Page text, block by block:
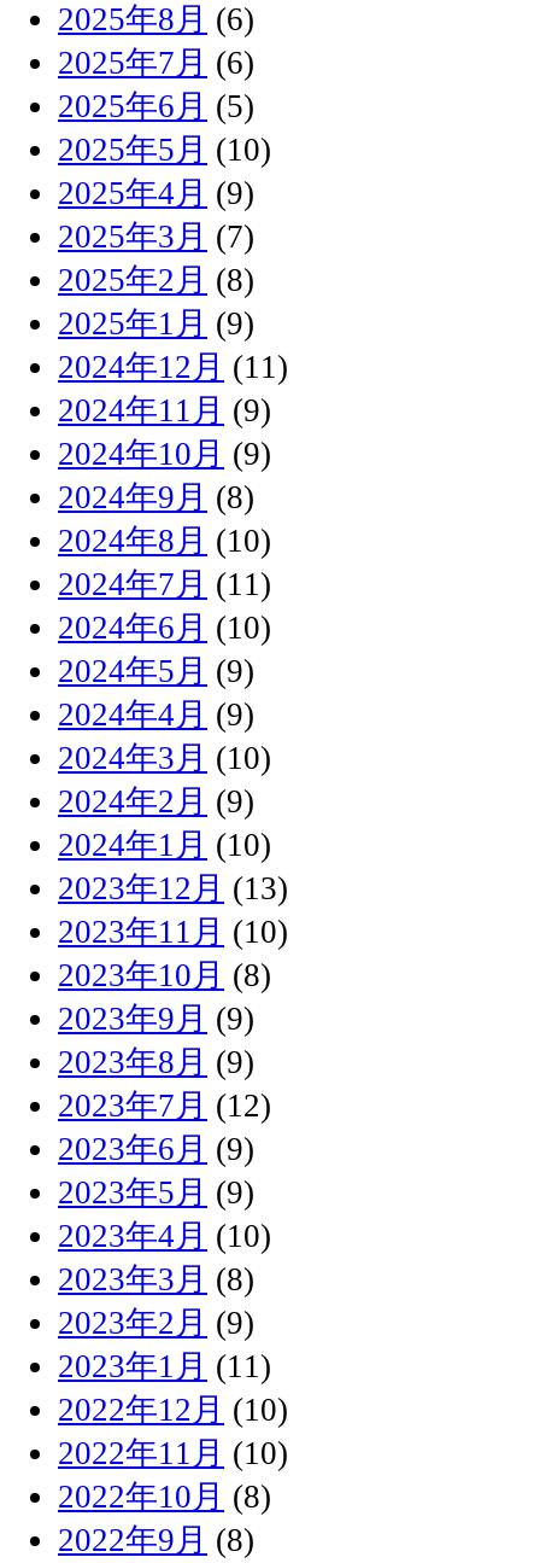
2025年8月 (6)
2025年7月 (6)
2025年6月 (5)
2025年5月 (10)
2025年4月 (9)
2025年3月 (7)
2025年2月 (8)
2025年1月 (9)
2024年12月 (11)
2024年11月 (9)
2024年10月 (9)
2024年9月 (8)
2024年8月 (10)
2024年7月 (11)
2024年6月 (10)
2024年5月 (9)
2024年4月 (9)
2024年3月 (10)
2024年2月 (9)
2024年1月 (10)
2023年12月 (13)
2023年11月 (10)
2023年10月 (8)
2023年9月 (9)
2023年8月 (9)
2023年7月 (12)
2023年6月 (9)
2023年5月 (9)
2023年4月 (10)
2023年3月 (8)
2023年2月 (9)
2023年1月 (11)
2022年12月 (10)
2022年11月 (10)
2022年10月 (8)
2022年9月 (8)